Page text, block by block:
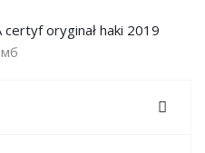
certyf oryginał haki 2019